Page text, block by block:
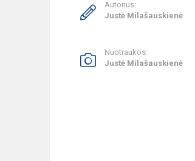
Autorius:
Justė Milašauskienė
Nuotraukos:
Justė Milašauskienė